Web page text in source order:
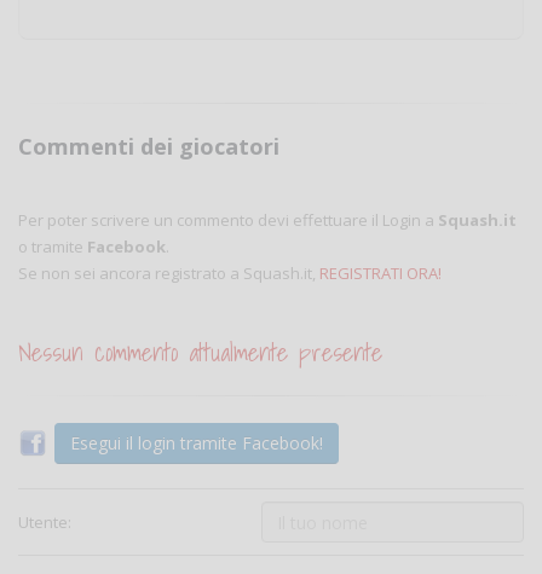
Commenti dei giocatori
Per poter scrivere un commento devi effettuare il Login a Squash.it
o tramite Facebook.
Se non sei ancora registrato a Squash.it, REGISTRATI ORA!
Nessun commento attualmente presente
Esegui il login tramite Facebook!
Utente: